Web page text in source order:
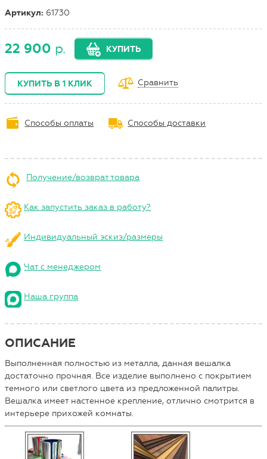
Артикул: 61730
22 900 р. КУПИТЬ
КУПИТЬ В 1 КЛИК Сравнить
Способы оплаты Способы доставки
Получение/возврат товара
Как запустить заказ в работу?
Индивидуальный эскиз/размеры
Чат с менеджером
Наша группа
ОПИСАНИЕ
Выполненная полностью из металла, данная вешалка
достаточно прочная. Все изделие выполнено с покрытием
темного или светлого цвета из предложенной палитры.
Вешалка имеет настенное крепление, отлично смотрится в
интерьере прихожей комнаты.